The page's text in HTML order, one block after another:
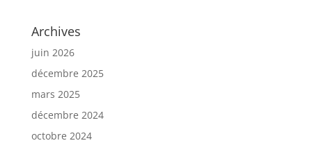
Archives
juin 2026
décembre 2025
mars 2025
décembre 2024
octobre 2024